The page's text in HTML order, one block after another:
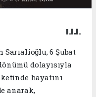
Sarıalioğlu, 6 Şubat
dolayısıyla
hayatını
anarak,